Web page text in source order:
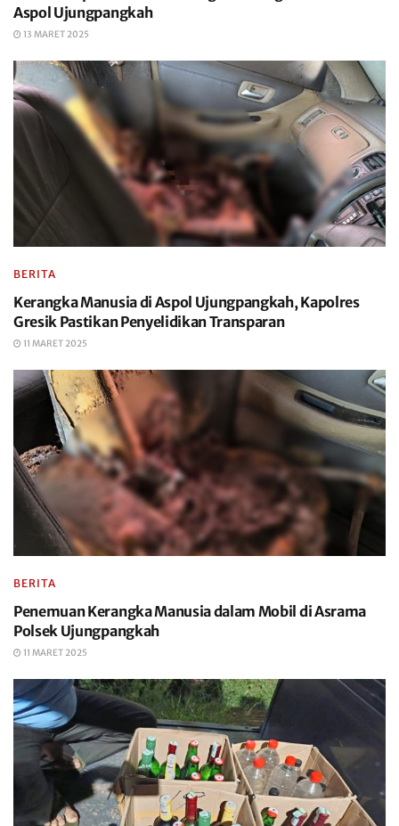
Aspol Ujungpangkah
13 MARET 2025
BERITA
Kerangka Manusia di Aspol Ujungpangkah, Kapolres
Gresik Pastikan Penyelidikan Transparan
11 MARET 2025
BERITA
Penemuan Kerangka Manusia dalam Mobil di Asrama
Polsek Ujungpangkah
11 MARET 2025